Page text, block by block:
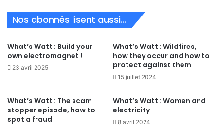
Nos abonnés lisent aussi...
What’s Watt : Build your
own electromagnet !
23 avril 2025
What’s Watt : Wildfires,
how they occur and how to
protect against them
15 juillet 2024
What’s Watt : The scam
stopper episode, how to
spot a fraud
What’s Watt : Women and
electricity
8 avril 2024